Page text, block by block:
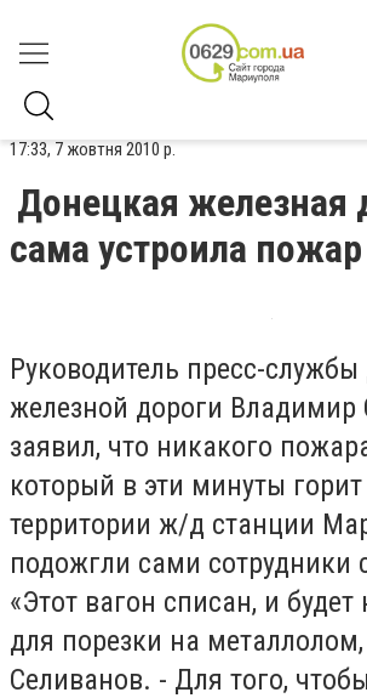
17:33, 7 жовтня 2010 р.
Донецкая железная
сама устроила
Руководитель пресс-
железной дороги Владимир
заявил, что никакого
который в эти минуты
территории ж/д станции
подожгли сами сотрудники
«Этот вагон списан, и будет
для порезки на
Селиванов. - Для того,